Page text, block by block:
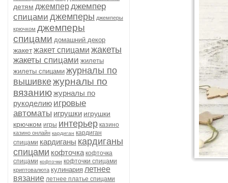
детям джемперджемпер
спицами джемперы джемперы
крючком джемперы
спицами домашний декор
жакетжакет спицами жакеты
жакеты спицами жилеты
жилеты спицами журналы по
вышивкежурналы по
вязаниюжурналы по
рукоделию игровые
автоматы игрушки игрушки
крючком игры интерьер казино
казино онлайн кардиган кардиган
спицами кардиганы кардиганы
спицами кофточка кофточка
спицами кофточки кофточки спицами
криптовалюта кулинария летнее
вязание летнее платье спицами